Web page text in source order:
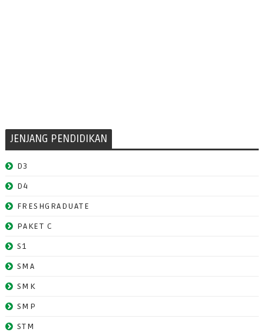
JENJANG PENDIDIKAN
D3
D4
FRESHGRADUATE
PAKET C
S1
SMA
SMK
SMP
STM